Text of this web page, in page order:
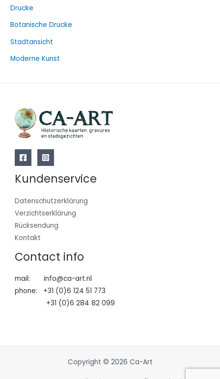
a
c
:
Drucke
Botanische Drucke
Stadtansicht
Moderne Kunst
Kundenservice
Datenschutzerklärung
Verzichtserklärung
Rücksendung
Kontakt
Contact info
mail: info@ca-art.nl
phone: +31 (0)6 124 51 773
+31 (0)6 284 82 099
Copyright © 2026 Ca-Art